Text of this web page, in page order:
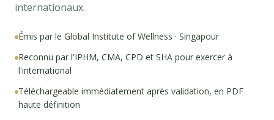
internationaux.
Émis par le Global Institute of Wellness · Singapour
Reconnu par l'IPHM, CMA, CPD et SHA pour exercer à
l'international
Téléchargeable immédiatement après validation, en PDF
haute définition